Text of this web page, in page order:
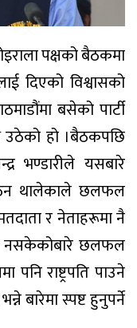
पक्षको बैठकमा
दिएको विश्वासको
बसेको पार्टी
उठेको हो ।बैठकपछि
भण्डारीले यसबारे
थालेकाले छलफल
र नेताहरूमा नै
नसकेकोबारे छलफल
राष्ट्रपति पाउने
बारेमा स्पष्ट हुनुपर्ने